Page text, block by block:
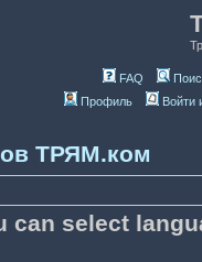
FAQ
Профиль
Войти
ТРЯМ.ком
can select